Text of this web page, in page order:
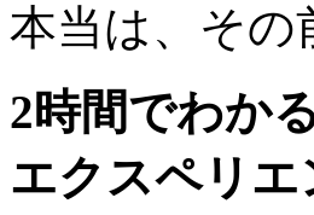
本当は、その
2時間でわか
エクスペリ